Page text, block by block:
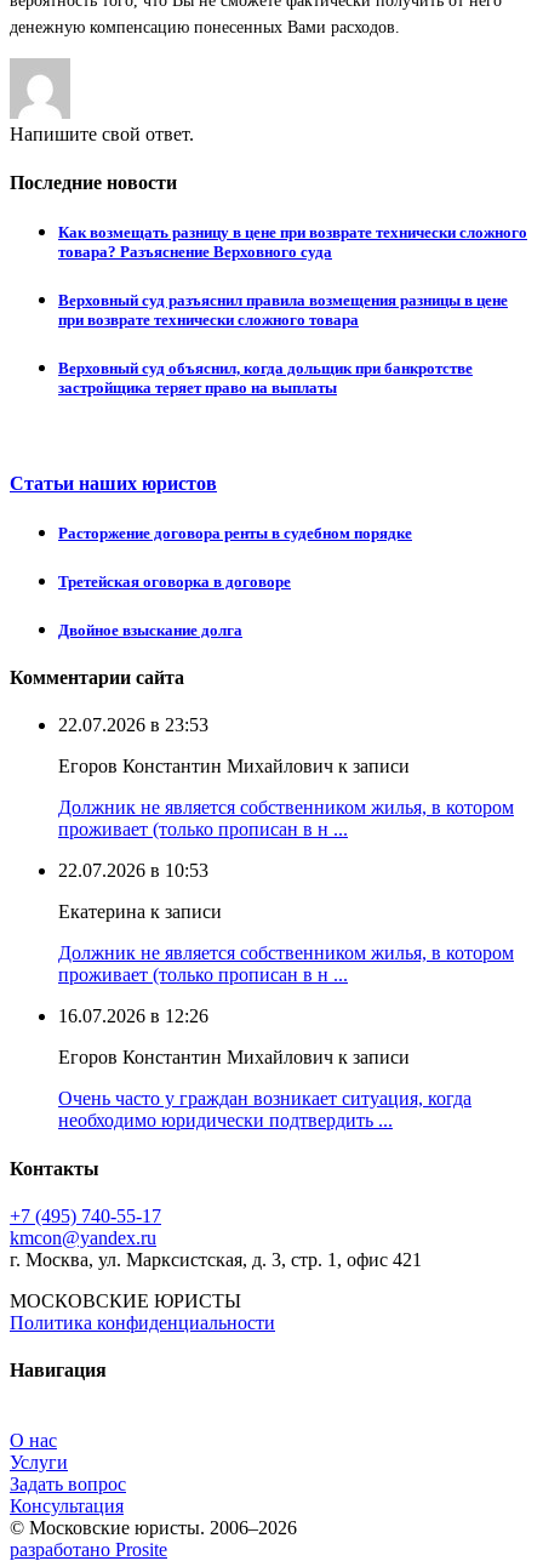
денежную компенсацию понесенных Вами расходов.
Напишите свой ответ.
Последние новости
Как возмещать разницу в цене при возврате технически сложного
товара? Разъяснение Верховного суда
Верховный суд разъяснил правила возмещения разницы в цене
при возврате технически сложного товара
Верховный суд объяснил, когда дольщик при банкротстве
застройщика теряет право на выплаты
Статьи наших юристов
Расторжение договора ренты в судебном порядке
Третейская оговорка в договоре
Двойное взыскание долга
Комментарии сайта
22.07.2026 в 23:53
Егоров Константин Михайлович к записи
Должник не является собственником жилья, в котором
проживает (только прописан в н ...
22.07.2026 в 10:53
Екатерина к записи
Должник не является собственником жилья, в котором
проживает (только прописан в н ...
16.07.2026 в 12:26
Егоров Константин Михайлович к записи
Очень часто у граждан возникает ситуация, когда
необходимо юридически подтвердить ...
Контакты
+7 (495) 740‑55‑17
kmcon@yandex.ru
г. Москва, ул. Марксистская, д. 3, стр. 1, офис 421
МОСКОВСКИЕ ЮРИСТЫ
Политика конфиденциальности
Навигация
О нас
Услуги
Задать вопрос
Консультация
© Московские юристы. 2006–2026
разработано Prosite